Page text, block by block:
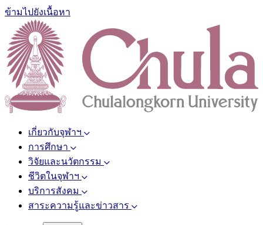
ข้ามไปยังเนื้อหา
เกี่ยวกับจุฬาฯ
การศึกษา
วิจัยและนวัตกรรม
ชีวิตในจุฬาฯ
บริการสังคม
สาระความรู้และข่าวสาร